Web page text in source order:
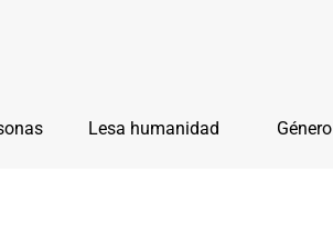
Lesa humanidad Género